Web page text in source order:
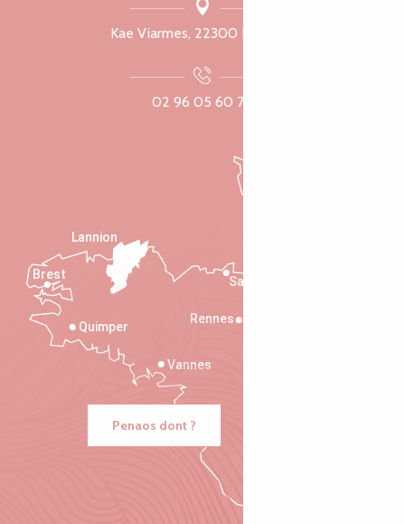
Kae Viarmes, 22300 Lannuon
02 96 05 60 70
Saint-Malo
Rennes
Vannes
Quimper
Lannion
Brest
Penaos dont ?